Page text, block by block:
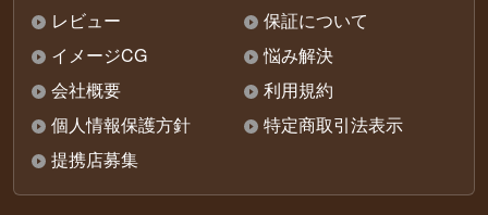
レビュー
保証について
イメージCG
悩み解決
会社概要
利用規約
個人情報保護方針
特定商取引法表示
提携店募集